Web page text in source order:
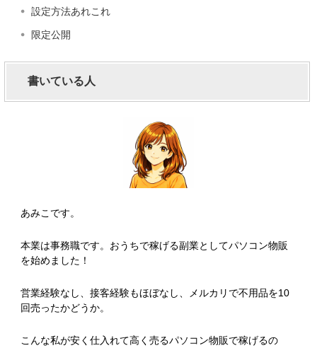
設定方法あれこれ
限定公開
書いている人
あみこです。
本業は事務職です。おうちで稼げる副業としてパソコン物販
を始めました！
営業経験なし、接客経験もほぼなし、メルカリで不用品を10
回売ったかどうか。
こんな私が安く仕入れて高く売るパソコン物販で稼げるの